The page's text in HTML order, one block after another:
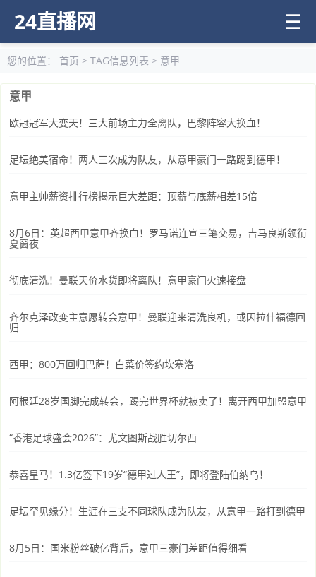
24直播网 ☰
您的位置： 首页 > TAG信息列表 > 意甲
意甲
欧冠冠军大变天！三大前场主力全离队，巴黎阵容大换血！
足坛绝美宿命！两人三次成为队友，从意甲豪门一路踢到德甲！
意甲主帅薪资排行榜揭示巨大差距：顶薪与底薪相差15倍
8月6日：英超西甲意甲齐换血！罗马诺连宣三笔交易，吉马良斯领衔
夏窗夜
彻底清洗！曼联天价水货即将离队！意甲豪门火速接盘
齐尔克泽改变主意愿转会意甲！曼联迎来清洗良机，或因拉什福德回
归
西甲：800万回归巴萨！白菜价签约坎塞洛
阿根廷28岁国脚完成转会，踢完世界杯就被卖了！离开西甲加盟意甲
“香港足球盛会2026”：尤文图斯战胜切尔西
恭喜皇马！1.3亿签下19岁“德甲过人王”，即将登陆伯纳乌！
足坛罕见缘分！生涯在三支不同球队成为队友，从意甲一路打到德甲
8月5日：国米粉丝破亿背后，意甲三豪门差距值得细看